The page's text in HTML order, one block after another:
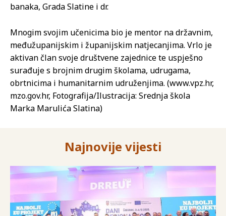
banaka, Grada Slatine i dr.
Mnogim svojim učenicima bio je mentor na državnim,
međužupanijskim i županijskim natjecanjima. Vrlo je
aktivan član svoje društvene zajednice te uspješno
surađuje s brojnim drugim školama, udrugama,
obrtnicima i humanitarnim udruženjima. (www.vpz.hr,
mzo.gov.hr, Fotografija/Ilustracija: Srednja škola
Marka Marulića Slatina)
Najnovije vijesti